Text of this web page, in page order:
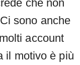
che non
sono anche
account
il motivo è più